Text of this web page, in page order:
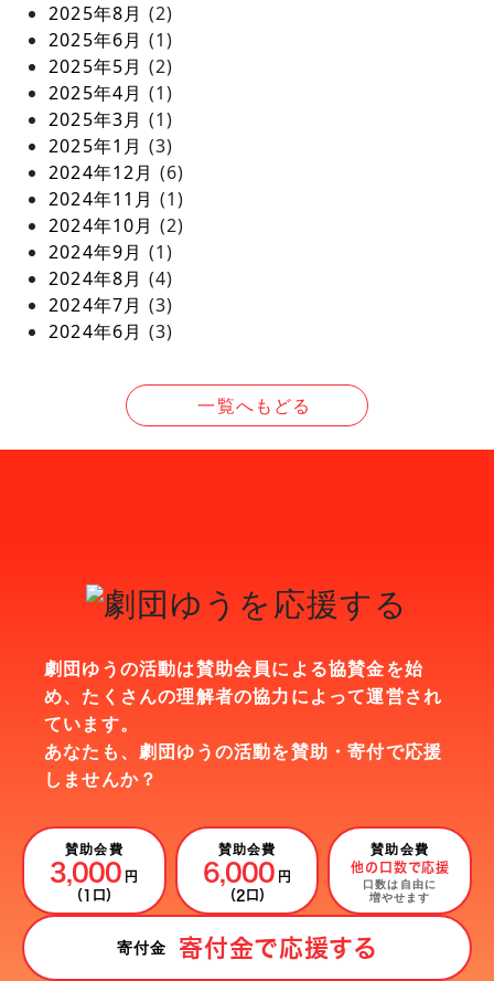
2025年8月 (2)
2025年6月 (1)
2025年5月 (2)
2025年4月 (1)
2025年3月 (1)
2025年1月 (3)
2024年12月 (6)
2024年11月 (1)
2024年10月 (2)
2024年9月 (1)
2024年8月 (4)
2024年7月 (3)
2024年6月 (3)
一覧へもどる
劇団ゆうの活動は賛助会員による協賛金を始
め、 たくさんの理解者の協力によって運営され
ています。
あなたも、劇団ゆうの活動を賛助・寄付で応援
しませんか？
賛助会費
3,000 円
（1口）
賛助会費
6,000 円
（2口）
賛助会費
他の口数で応援
口数は自由に
増やせます
寄付金 寄付金で応援する